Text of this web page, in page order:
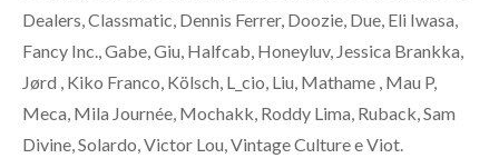
Dealers, Classmatic, Dennis Ferrer, Doozie, Due, Eli Iwasa,
Fancy Inc., Gabe, Giu, Halfcab, Honeyluv, Jessica Brankka,
Jørd , Kiko Franco, Kölsch, L_cio, Liu, Mathame , Mau P,
Meca, Mila Journée, Mochakk, Roddy Lima, Ruback, Sam
Divine, Solardo, Victor Lou, Vintage Culture e Viot.